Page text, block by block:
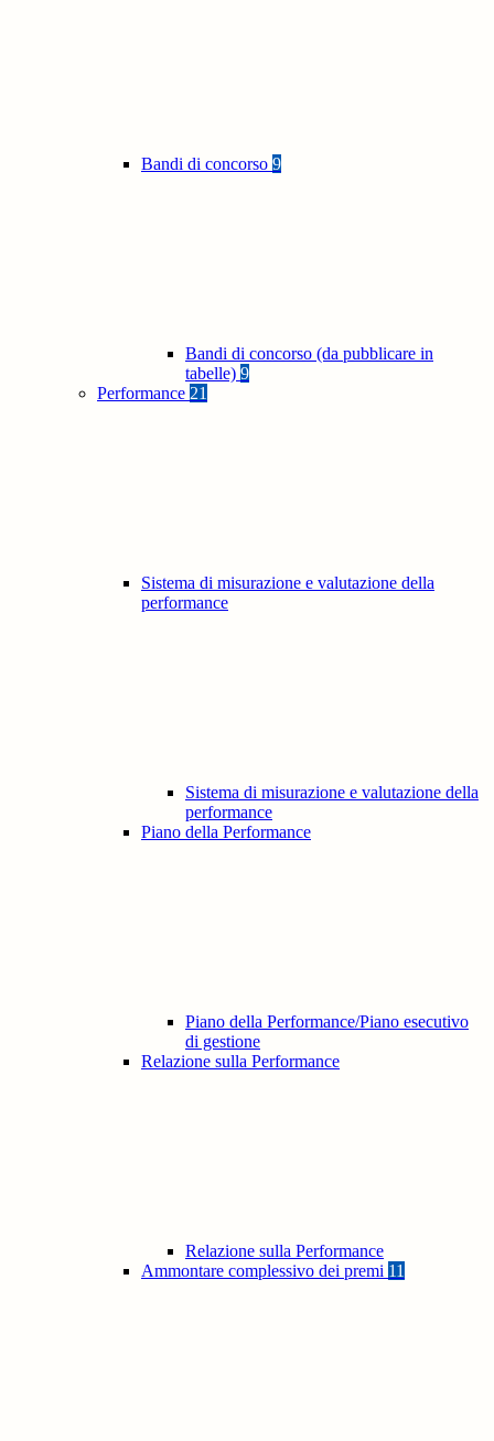
Bandi di concorso 9
Bandi di concorso (da pubblicare in
tabelle) 9
Performance 21
Sistema di misurazione e valutazione della
performance
Sistema di misurazione e valutazione della
performance
Piano della Performance
Piano della Performance/Piano esecutivo
di gestione
Relazione sulla Performance
Relazione sulla Performance
Ammontare complessivo dei premi 11